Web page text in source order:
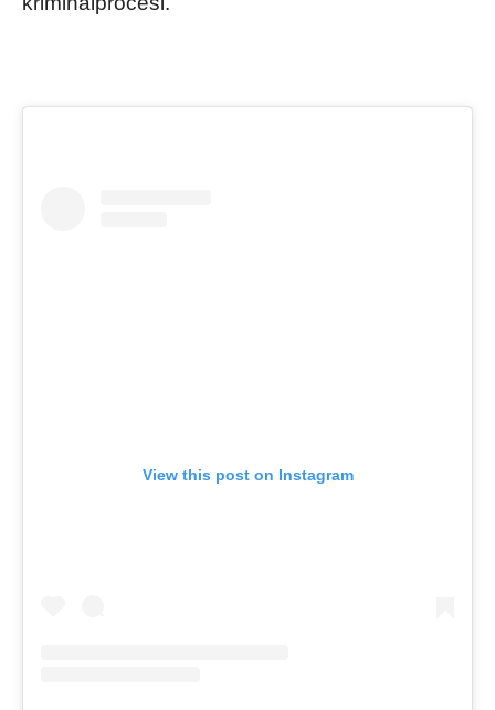
View this post on Instagram